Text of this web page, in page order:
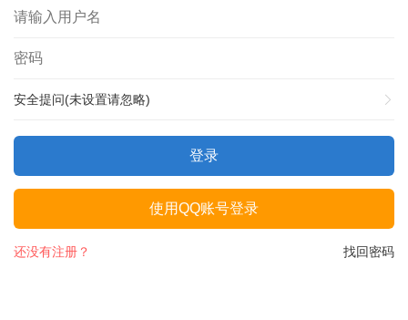
安全提问(未设置请忽略)
登录
使用QQ账号登录
找回密码
还没有注册？